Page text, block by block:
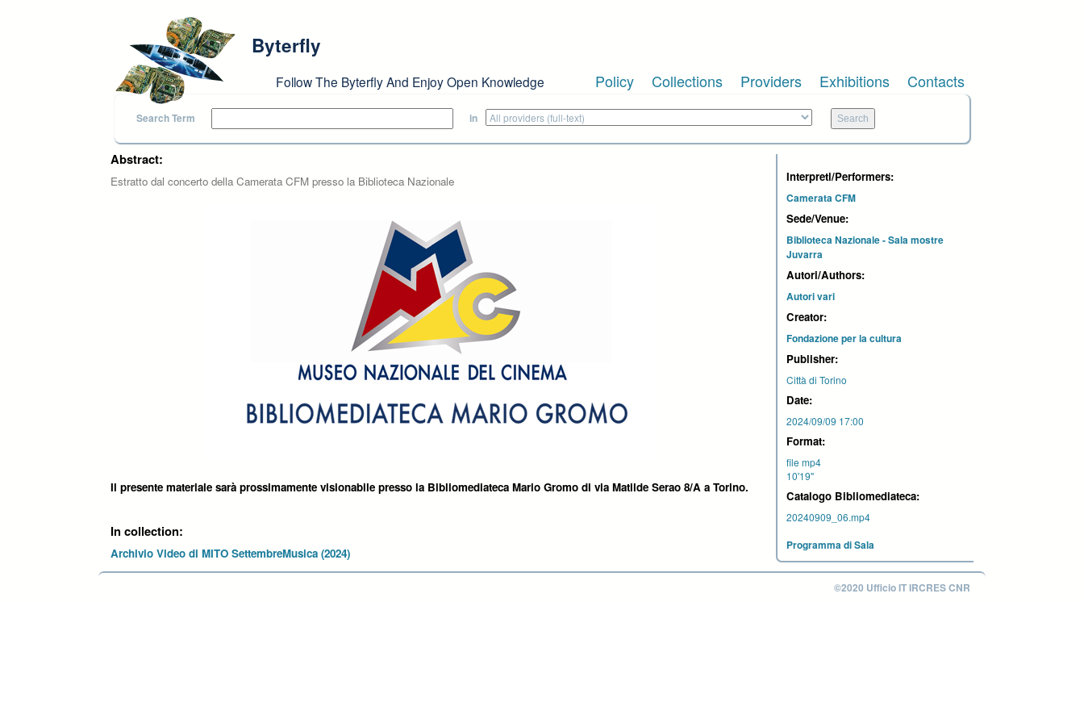
Byterfly
Follow The Byterfly And Enjoy Open Knowledge Policy Collections Providers Exhibitions Contacts
Search Term in
Abstract:
Estratto dal concerto della Camerata CFM presso la Biblioteca Nazionale
Il presente materiale sarà prossimamente visionabile presso la Bibliomediateca Mario Gromo di via Matilde Serao 8/A a Torino.
In collection:
Archivio Video di MITO SettembreMusica (2024)
Interpreti/Performers:
Camerata CFM
Sede/Venue:
Biblioteca Nazionale - Sala mostre
Juvarra
Autori/Authors:
Autori vari
Creator:
Fondazione per la cultura
Publisher:
Città di Torino
Date:
2024/09/09 17:00
Format:
file mp4
10'19''
Catalogo Bibliomediateca:
20240909_06.mp4
Programma di Sala
©2020 Ufficio IT IRCRES CNR